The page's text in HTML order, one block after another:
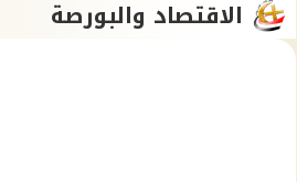
الاقتصاد والبورصة